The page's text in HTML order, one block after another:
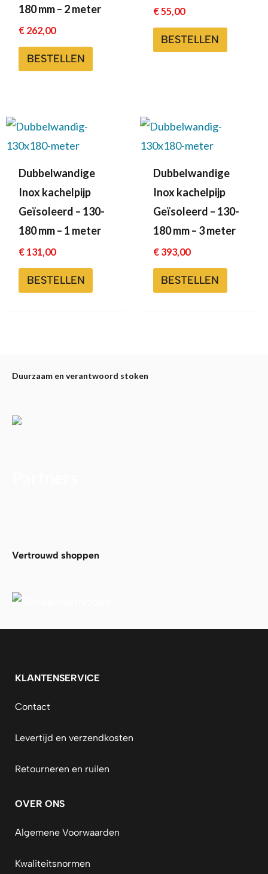
180 mm – 2 meter
€ 262,00
BESTELLEN
€55,00
BESTELLEN
Dubbelwandige
Inox kachelpijp
Geïsoleerd – 130-
180 mm – 1 meter
€ 131,00
BESTELLEN
Dubbelwandige
Inox kachelpijp
Geïsoleerd – 130-
180 mm – 3 meter
€393,00
BESTELLEN
Duurzaam en verantwoord stoken
Vertrouwd shoppen
KLANTENSERVICE
Contact
Levertijd en verzendkosten
Retourneren en ruilen
OVER ONS
Algemene Voorwaarden
Kwaliteitsnormen